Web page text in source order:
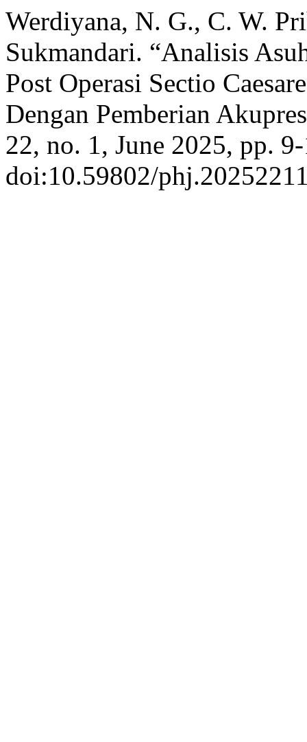
Werdiyana, N. G., C. W.
Sukmandari. “Analisis
Post Operasi Sectio
Dengan Pemberian
22, no. 1, June 2025, pp.
doi:10.59802/